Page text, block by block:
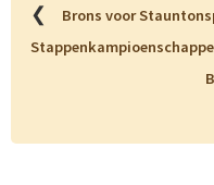
❮
Brons voor